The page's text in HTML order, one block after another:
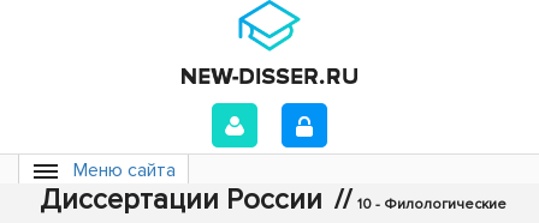
Меню сайта
Диссертации России // 10 - Филологические